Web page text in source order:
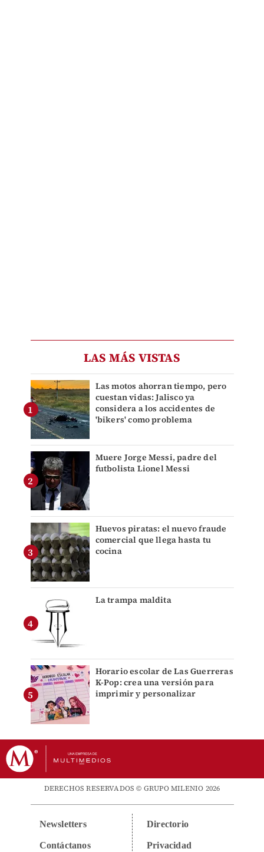
LAS MÁS VISTAS
Las motos ahorran tiempo, pero
cuestan vidas: Jalisco ya
considera a los accidentes de
'bikers' como problema
Muere Jorge Messi, padre del
futbolista Lionel Messi
Huevos piratas: el nuevo fraude
comercial que llega hasta tu
cocina
La trampa maldita
Horario escolar de Las Guerreras
K-Pop: crea una versión para
imprimir y personalizar
DERECHOS RESERVADOS © GRUPO MILENIO 2026
Newsletters
Contáctanos
Directorio
Privacidad